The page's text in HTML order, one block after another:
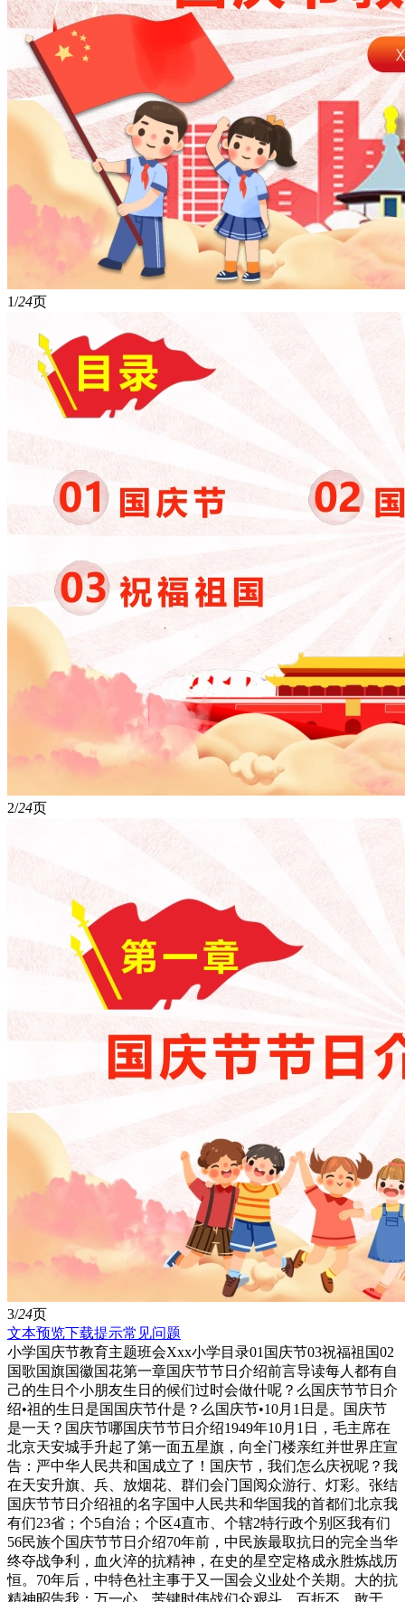
1/24页
2/24页
3/24页
文本预览下载提示常见问题
小学国庆节教育主题班会Xxx小学目录01国庆节03祝福祖国02
国歌国旗国徽国花第一章国庆节节日介绍前言导读每人都有自
己的生日个小朋友生日的候们过时会做什呢？么国庆节节日介
绍•祖的生日是国国庆节什是？么国庆节•10月1日是。国庆节
是一天？国庆节哪国庆节节日介绍1949年10月1日，毛主席在
北京天安城手升起了第一面五星旗，向全门楼亲红并世界庄宣
告：严中华人民共和国成立了！国庆节，我们怎么庆祝呢？我
在天安升旗、兵、放烟花、群们会门国阅众游行、灯彩。张结
国庆节节日介绍祖的名字国中人民共和华国我的首都们北京我
有们23省；个5自治；个区4直市、个辖2特行政个别区我有们
56民族个国庆节节日介绍70年前，中民族最取抗日的完全当华
终夺战争利，血火淬的抗精神，在史的星空定格成永胜炼战历
恒。70年后，中特色社主事于又一国会义业处个关期。大的抗
精神昭告我：万一心，苦键时伟战们众艰斗，百折不，敢于